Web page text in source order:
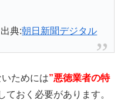
出典:朝日新聞デジタル
ためには”悪徳業者の特
ておく必要があります。